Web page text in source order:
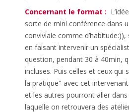
Concernant le format :
sorte de mini conférence dans
conviviale comme
en faisant intervenir un
question, pendant 30 à 40min,
incluses. Puis celles et ceux qui
la pratique" avec cet
et les autres pourront aller
laquelle on retrouvera des